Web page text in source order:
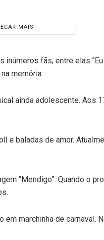
MAIS
fãs, entre elas “Eu
memória.
ainda adolescente. Aos
e baladas de amor.
“Mendigo”. Quando o
marchinha de carnaval.